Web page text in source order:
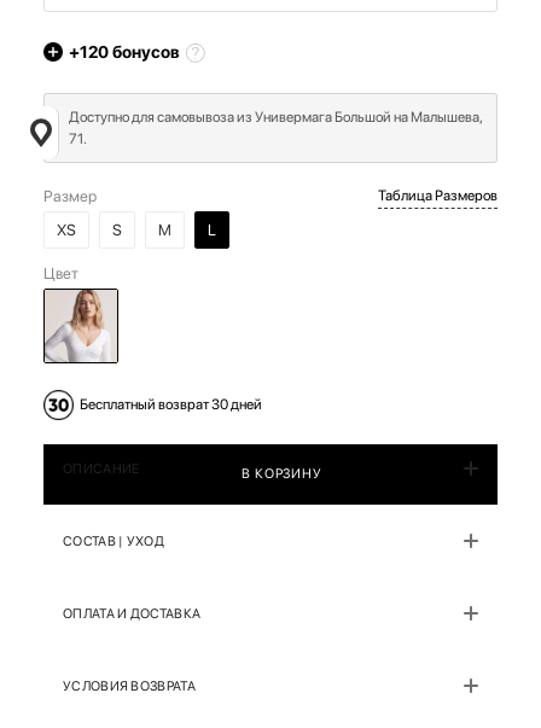
+120бонусов
Доступно для самовывоза из Универмага Большой на Малышева,
71.
Размер
XS
S M L
Таблица Размеров
Цвет
Бесплатный возврат 30 дней
В КОРЗИНУ
ОПИСАНИЕ
СОСТАВ | УХОД
ОПЛАТА И ДОСТАВКА
УСЛОВИЯ ВОЗВРАТА